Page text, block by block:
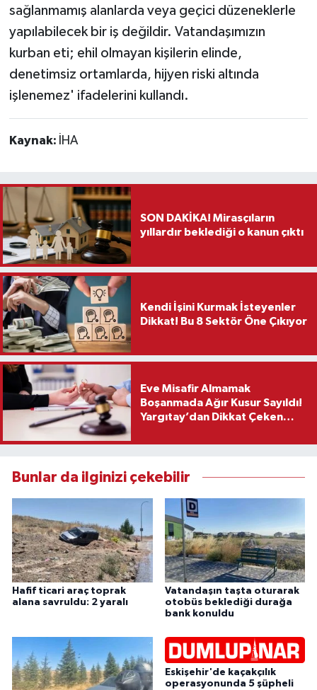
sağlanmamış alanlarda veya geçici düzeneklerle
yapılabilecek bir iş değildir. Vatandaşımızın
kurban eti; ehil olmayan kişilerin elinde,
denetimsiz ortamlarda, hijyen riski altında
işlenemez' ifadelerini kullandı.
Kaynak: İHA
SON DAKİKA! Mirasçıların
yıllardır beklediği o kanun çıktı
Kendi İşini Kurmak İsteyenler
Dikkat! Bu 8 Sektör Öne Çıkıyor
Eve Misafir Almamak
Boşanmada Ağır Kusur Sayıldı!
Yargıtay’dan Dikkat Çeken
Bunlar da ilginizi çekebilir
Hafif ticari araç toprak
alana savruldu: 2 yaralı
Vatandaşın taşta oturarak
otobüs beklediği durağa
bank konuldu
Eskişehir'de kaçakçılık
operasyonunda 5 şüpheli